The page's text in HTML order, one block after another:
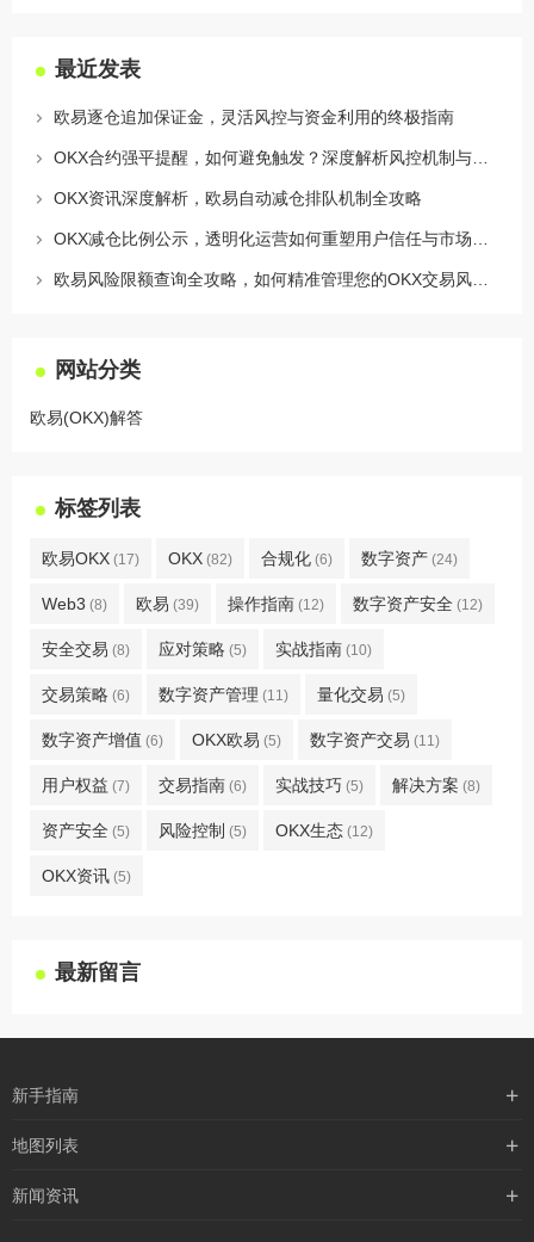
最近发表
欧易逐仓追加保证金，灵活风控与资金利用的终极指南
OKX资讯深度解析，欧易自动减仓排队机制全攻略
网站分类
欧易(OKX)解答
标签列表
欧易OKX (17) OKX (82) 合规化 (6) 数字资产 (24)
Web3 (8) 欧易 (39) 操作指南 (12) 数字资产安全 (12)
安全交易 (8) 应对策略 (5) 实战指南 (10)
交易策略 (6) 数字资产管理 (11) 量化交易 (5)
数字资产增值 (6) OKX欧易 (5) 数字资产交易 (11)
用户权益 (7) 交易指南 (6) 实战技巧 (5) 解决方案 (8)
资产安全 (5) 风险控制 (5) OKX生态 (12)
OKX资讯 (5)
最新留言
新手指南
购买流程
地图列表
最新文章
新闻资讯